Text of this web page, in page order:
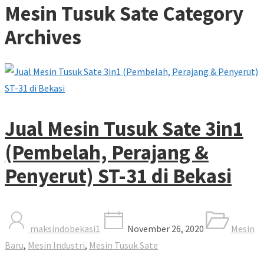
Mesin Tusuk Sate Category
Archives
Jual Mesin Tusuk Sate 3in1
(Pembelah, Perajang &
Penyerut) ST-31 di Bekasi
maksindobekasi1 November 26, 2020
Mesin
Baru, Mesin Industri, Mesin Tusuk Sate